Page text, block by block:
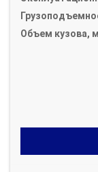
Объем кузова,